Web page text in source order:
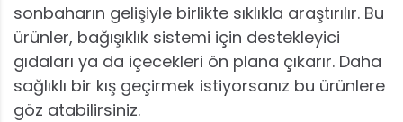
sonbaharın gelişiyle birlikte sıklıkla araştırılır. Bu
ürünler, bağışıklık sistemi için destekleyici
gıdaları ya da içecekleri ön plana çıkarır. Daha
sağlıklı bir kış geçirmek istiyorsanız bu ürünlere
göz atabilirsiniz.